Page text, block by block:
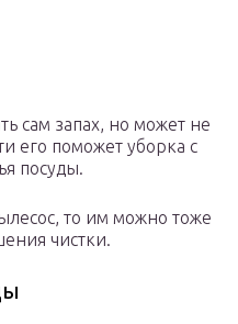
сам запах, но может не
его поможет уборка с
посуды.
то им можно тоже
чистки.